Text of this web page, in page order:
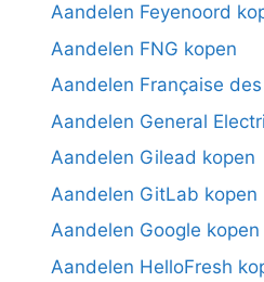
Aandelen Feyenoord
Aandelen FNG kopen
Aandelen Française
Aandelen General
Aandelen Gilead kopen
Aandelen GitLab kopen
Aandelen Google kopen
Aandelen HelloFresh